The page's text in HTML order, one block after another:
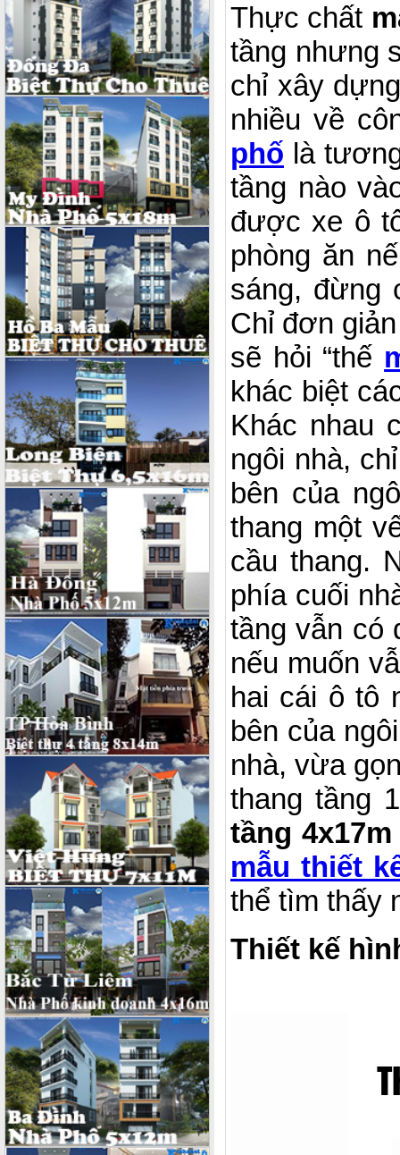
Thực chất
tầng nhưng
chỉ xây
nhiều về
phố là
tầng nào
được xe ô
phòng ăn
sáng, đừng
Chỉ đơn
sẽ hỏi “thế
khác biệt
Khác nhau
ngôi nhà,
bên của
thang một
cầu thang.
phía cuối
tầng vẫn có
nếu muốn
hai cái ô tô
bên của
nhà, vừa
thang tầng
tầng 4x17m
mẫu thiết
thể tìm thấy
Thiết kế